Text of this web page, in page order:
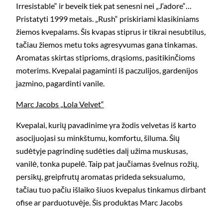
Irresistable“ ir beveik tiek pat senesni nei „J‘adore“…
Pristatyti 1999 metais. „Rush“ priskiriami klasikiniams
žiemos kvepalams. Šis kvapas stiprus ir tikrai nesubtilus,
tačiau žiemos metu toks agresyvumas gana tinkamas.
Aromatas skirtas stiprioms, drąsioms, pasitikinčioms
moterims. Kvepalai pagaminti iš paczulijos, gardenijos
jazmino, pagardinti vanile.
Marc Jacobs „Lola Velvet“
Kvepalai, kurių pavadinime yra žodis velvetas iš karto
asocijuojasi su minkštumu, komfortu, šiluma. Šių
sudėtyje pagrindinę sudėties dalį užima muskusas,
vanilė, tonka pupelė. Taip pat jaučiamas švelnus rožių,
persikų, greipfrutų aromatas prideda seksualumo,
tačiau tuo pačiu išlaiko šiuos kvepalus tinkamus dirbant
ofise ar parduotuvėje. Šis produktas Marc Jacobs